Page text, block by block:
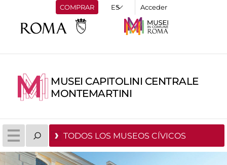
COMPRAR Acceder
MUSEI CAPITOLINI CENTRALE
MONTEMARTINI
TODOS LOS MUSEOS CÍVICOS